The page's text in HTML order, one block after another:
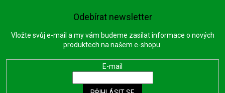
Odebírat newsletter
Vložte svůj e-mail a my vám budeme zasílat informace o nových
produktech na našem e-shopu.
E-mail